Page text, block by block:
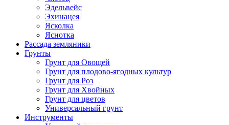
Эдельвейс
Эхинацея
Ясколка
Яснотка
Рассада земляники
Грунты
Грунт для Овощей
Грунт для плодово-ягодных культур
Грунт для Роз
Грунт для Хвойных
Грунт для цветов
Универсальный грунт
Инструменты